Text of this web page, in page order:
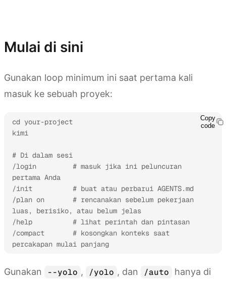
Mulai di sini
Gunakan loop minimum ini saat pertama kali
masuk ke sebuah proyek:
cd your-project
kimi
# Di dalam sesi
/login         # masuk jika ini peluncuran
pertama Anda
/init          # buat atau perbarui AGENTS.md
/plan on       # rencanakan sebelum pekerjaan
luas, berisiko, atau belum jelas
/help          # lihat perintah dan pintasan
/compact       # kosongkan konteks saat
percakapan mulai panjang
Copy
code
Gunakan --yolo , /yolo , dan /auto
hanya di